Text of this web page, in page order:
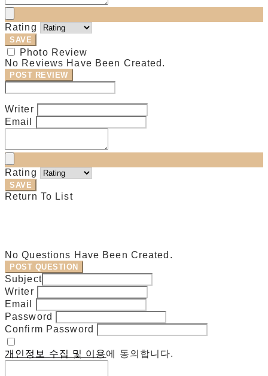
Rating
SAVE
Photo Review
No Reviews Have Been Created.
POST REVIEW
Writer
Email
Rating
SAVE
Return To List
No Questions Have Been Created.
POST QUESTION
Subject
Writer
Email
Password
Confirm Password
개인정보 수집 및 이용에 동의합니다.